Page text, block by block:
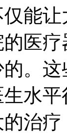
能
医
。
水
治